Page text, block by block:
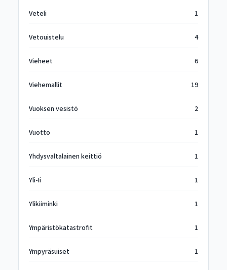
Veteli 1
Vetouistelu 4
Vieheet 6
Viehemallit 19
Vuoksen vesistö 2
Vuotto 1
Yhdysvaltalainen keittiö 1
Yli-Ii 1
Ylikiiminki 1
Ympäristökatastrofit 1
Ympyräsuiset 1